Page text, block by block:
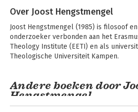
Over Joost Hengstmengel
Joost Hengstmengel (1985) is filosoof
onderzoeker verbonden aan het
Theology Institute (EETI) en als
Theologische Universiteit Kampen.
Andere boeken door
Hengstmengel